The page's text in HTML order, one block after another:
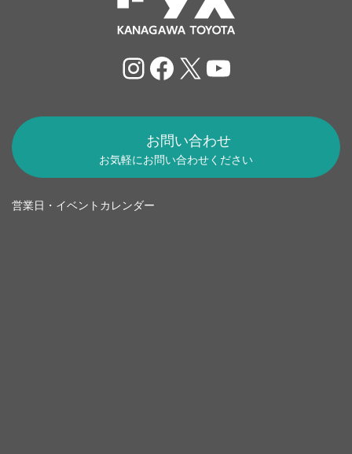
Instagram
Facebook
X YouTube
お問い合わせ
お気軽にお問い合わせください
営業日・イベントカレンダー